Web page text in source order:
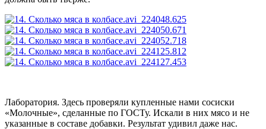
Лаборатория. Здесь проверяли купленные нами сосиски
«Молочные», сделанные по ГОСТу. Искали в них мясо и не
указанные в составе добавки. Результат удивил даже нас.